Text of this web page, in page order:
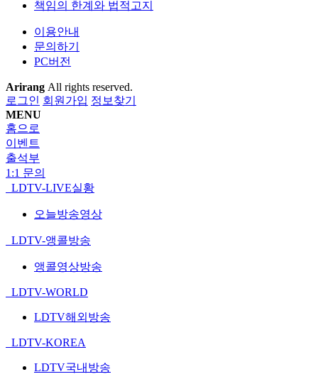
책임의 한계와 법적고지
이용안내
문의하기
PC버전
Arirang All rights reserved.
로그인 회원가입 정보찾기
MENU
홈으로
이벤트
출석부
1:1 문의
LDTV-LIVE실황
오늘방송영상
LDTV-앵콜방송
앵콜영상방송
LDTV-WORLD
LDTV해외방송
LDTV-KOREA
LDTV국내방송